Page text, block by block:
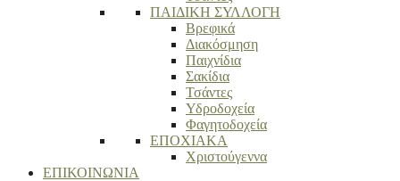
ΠΑΙΔΙΚΗ ΣΥΛΛΟΓΗ
Βρεφικά
Διακόσμηση
Παιχνίδια
Σακίδια
Τσάντες
Υδροδοχεία
Φαγητοδοχεία
ΕΠΟΧΙΑΚΑ
Χριστούγεννα
ΕΠΙΚΟΙΝΩΝΙΑ